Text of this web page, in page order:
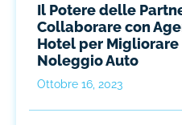
Il Potere delle
Collaborare con
Hotel per Migliorare
Noleggio Auto
Ottobre 16, 2023